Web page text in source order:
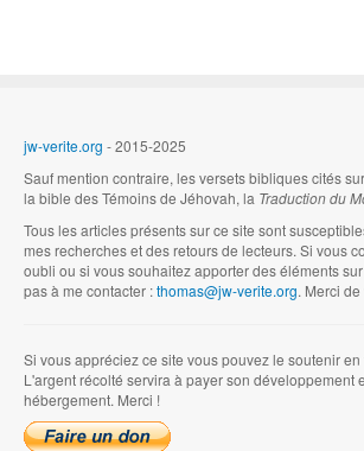
jw-verite.org - 2015-2025
Sauf mention contraire, les versets bibliques cités
la bible des Témoins de Jéhovah, la Traduction du
Tous les articles présents sur ce site sont
mes recherches et des retours de lecteurs. Si vous
oubli ou si vous souhaitez apporter des éléments
pas à me contacter :thomas@jw-verite.org. Merci
Si vous appréciez ce site vous pouvez le soutenir
L'argent récolté servira à payer son développement
hébergement. Merci !